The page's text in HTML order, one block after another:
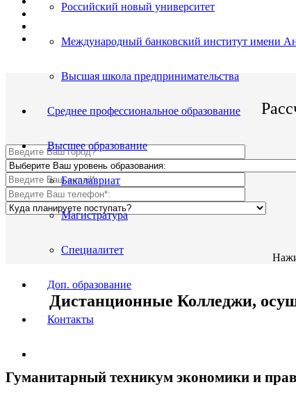
Российский новый университет
Международный банковский институт имени
Высшая школа предпринимательства
Среднее профессиональное образование
Высшее образование
Бакалавриат
Магистратура
Специалитет
Доп. образование
Контакты
Цена от 12 500р./семестр обучения;
По окончании Вы получите диплом Гос. образца.
Дистанционные Колледжи,
Гуманитарный техникум экономики и